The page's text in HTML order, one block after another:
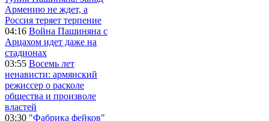
Армению не ждет, а
Россия теряет терпение
04:16 Война Пашиняна с
Арцахом идет даже на
стадионах
03:55 Восемь лет
ненависти: армянский
режиссер о расколе
общества и произволе
властей
03:30 "Фабрика фейков"